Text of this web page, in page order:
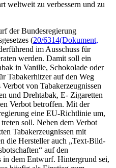
weltweit zu verbessern und zu
der Bundesregierung
(20/6314(Dokument,
im Ausschuss für
werden. Damit soll ein
in Vanille, Schokolade oder
Tabakerhitzer auf den Weg
von Tabakerzeugnissen
und Drehtabak, E- Zigaretten
Verbot betroffen. Mit der
eine EU-Richtlinie um,
soll. Neben dem Verbot
Tabakerzeugnissen mit
die Hersteller auch „Text-Bild-
auf den
in dem Entwurf. Hintergrund sei,